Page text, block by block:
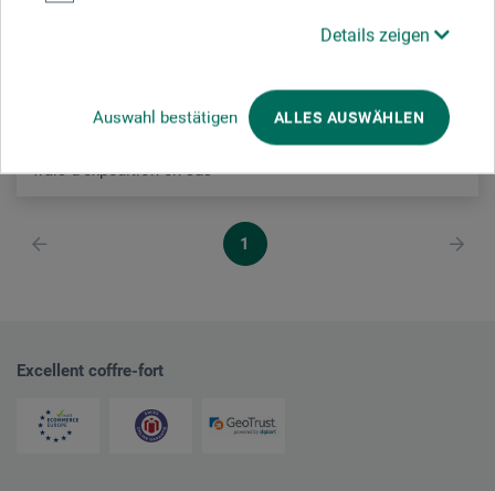
Details zeigen
Auswahl bestätigen ALLES AUSWÄHLEN
frais d'expédition en sus
1
Excellent coffre-fort